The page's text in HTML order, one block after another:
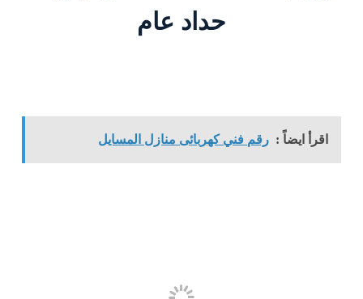
حداد عام
اقرأ ايضاً : رقم فني كهربائى منازل المسايل